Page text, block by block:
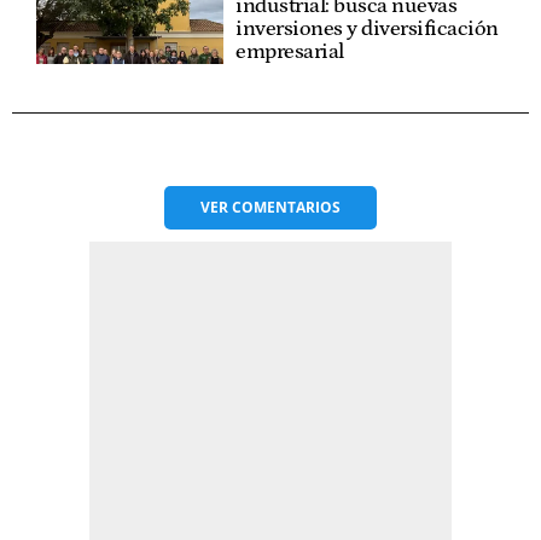
industrial: busca nuevas
inversiones y diversificación
empresarial
VERCOMENTARIOS